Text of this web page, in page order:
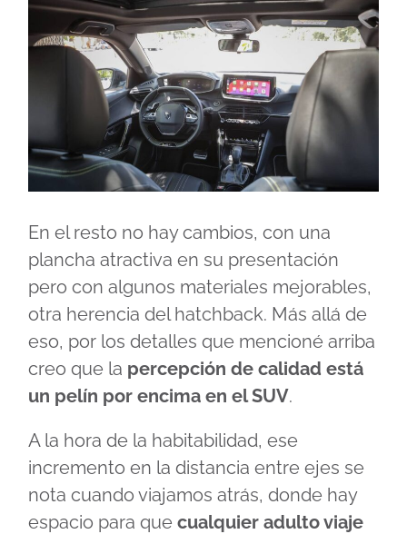
En el resto no hay cambios, con una
plancha atractiva en su presentación
pero con algunos materiales mejorables,
otra herencia del hatchback. Más allá de
eso, por los detalles que mencioné arriba
creo que la percepción de calidad está
un pelín por encima en el SUV.
A la hora de la habitabilidad, ese
incremento en la distancia entre ejes se
nota cuando viajamos atrás, donde hay
espacio para que cualquier adulto viaje